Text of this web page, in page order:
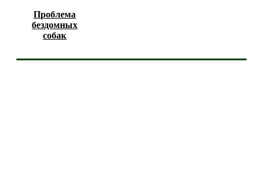
Проблема
бездомных
собак